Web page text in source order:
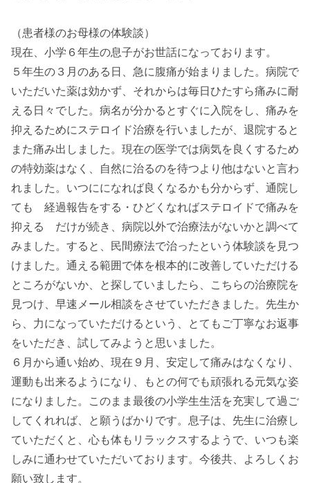
（患者様のお母様の体験談）
現在、小学６年生の息子がお世話になっております。
５年生の３月のある日、急に腹痛が始まりました。病院で
いただいた薬は効かず、それからは毎日ひたすら痛みに耐
える日々でした。病名が分かるとすぐに入院をし、痛みを
抑えるためにステロイド治療を行いましたが、退院すると
また痛み出しました。現在の医学では病気を良くするため
の特効薬はなく、自然に治るのを待つより他はないと言わ
れました。いつにになれば良くなるかも分からず、通院し
ても 経過報告をする・ひどくなればステロイドで痛みを
抑える だけが続き、病院以外で治療法がないかと調べて
みました。すると、民間療法で治ったという体験談を見つ
けました。通える範囲で体を根本的に改善していただける
ところがないか、と探していましたら、こちらの治療院を
見つけ、早速メール相談をさせていただきました。先生か
ら、力になっていただけるという、とてもご丁寧なお返事
をいただき、試してみようと思いました。
６月から通い始め、現在９月、安定して痛みはなくなり、
運動も出来るようになり、もとの何でも頑張れる元気な姿
になりました。このまま最後の小学生生活を充実して過ご
してくれれば、と願うばかりです。息子は、先生に治療し
ていただくと、心も体もリラックスするようで、いつも楽
しみに通わせていただいております。今後共、よろしくお
願い致します。